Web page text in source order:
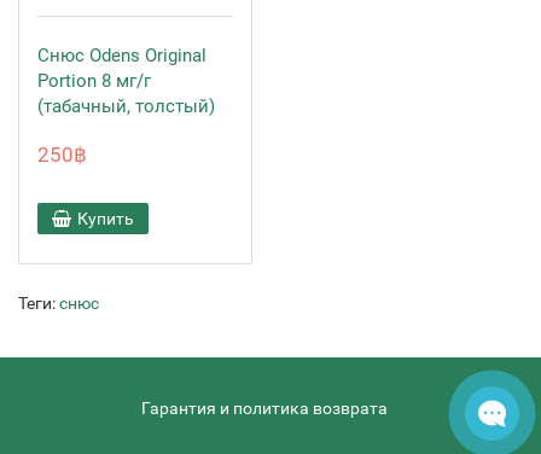
Снюс Odens Original
Portion 8 мг/г
(табачный, толстый)
250฿
Купить
Теги:снюс
Гарантия и политика возврата